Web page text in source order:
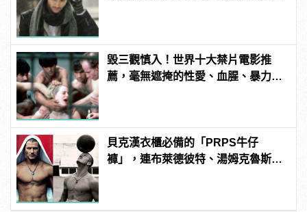
毀三觀慎入！世界十大禁片電影推
薦，毫無遮掩的性愛、血腥、暴力、
貝克漢衣櫃必備的「PRPS牛仔
褲」，連布萊德彼特、湯姆克魯斯等